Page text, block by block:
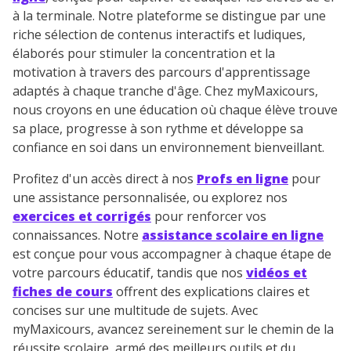
à la terminale. Notre plateforme se distingue par une
riche sélection de contenus interactifs et ludiques,
élaborés pour stimuler la concentration et la
motivation à travers des parcours d'apprentissage
adaptés à chaque tranche d'âge. Chez myMaxicours,
nous croyons en une éducation où chaque élève trouve
sa place, progresse à son rythme et développe sa
confiance en soi dans un environnement bienveillant.
Profitez d'un accès direct à nos Profs en ligne pour
une assistance personnalisée, ou explorez nos
exercices et corrigés pour renforcer vos
connaissances. Notre assistance scolaire en ligne
est conçue pour vous accompagner à chaque étape de
votre parcours éducatif, tandis que nos vidéos et
fiches de cours offrent des explications claires et
concises sur une multitude de sujets. Avec
myMaxicours, avancez sereinement sur le chemin de la
consulter
notre charte